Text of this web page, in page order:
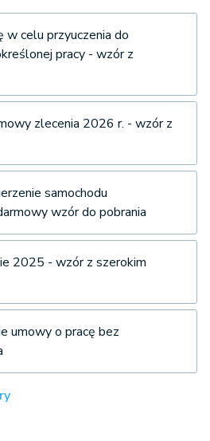
w celu przyuczenia do
pracy - wzór z
zlecenia 2026 r. - wzór z
samochodu
wzór do pobrania
2025 - wzór z szerokim
umowy o pracę bez